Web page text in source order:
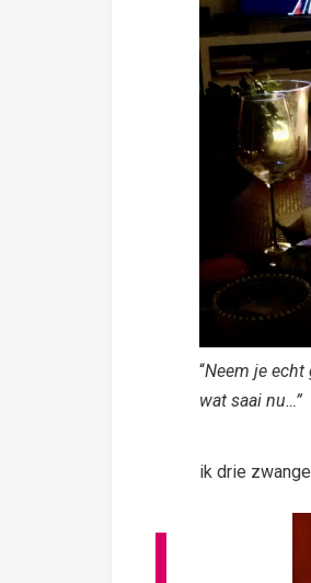
“Neem je echt
wat saai nu…”
ik drie